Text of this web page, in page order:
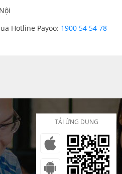
Hotline Payoo: 1900 54 54 78
TẢI ỨNG DỤNG